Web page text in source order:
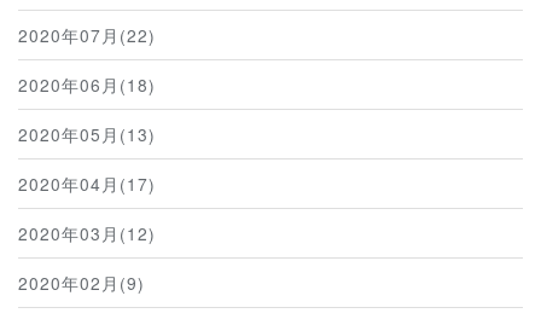
2020年07月(22)
2020年06月(18)
2020年05月(13)
2020年04月(17)
2020年03月(12)
2020年02月(9)